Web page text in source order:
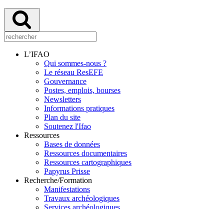
L’IFAO
Qui sommes-nous ?
Le réseau ResEFE
Gouvernance
Postes, emplois, bourses
Newsletters
Informations pratiques
Plan du site
Soutenez l'Ifao
Ressources
Bases de données
Ressources documentaires
Ressources cartographiques
Papyrus Prisse
Recherche/Formation
Manifestations
Travaux archéologiques
Services archéologiques